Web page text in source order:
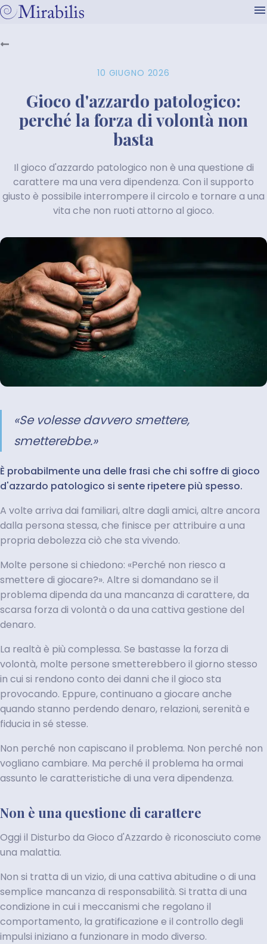
10 GIUGNO 2026
Gioco d'azzardo patologico:
perché la forza di volontà non
basta
Il gioco d'azzardo patologico non è una questione di
carattere ma una vera dipendenza. Con il supporto
giusto è possibile interrompere il circolo e tornare a una
vita che non ruoti attorno al gioco.
«Se volesse davvero smettere,
smetterebbe.»
È probabilmente una delle frasi che chi soffre di gioco
d'azzardo patologico si sente ripetere più spesso.
A volte arriva dai familiari, altre dagli amici, altre ancora
dalla persona stessa, che finisce per attribuire a una
propria debolezza ciò che sta vivendo.
Molte persone si chiedono: «Perché non riesco a
smettere di giocare?». Altre si domandano se il
problema dipenda da una mancanza di carattere, da
scarsa forza di volontà o da una cattiva gestione del
denaro.
La realtà è più complessa. Se bastasse la forza di
volontà, molte persone smetterebbero il giorno stesso
in cui si rendono conto dei danni che il gioco sta
provocando. Eppure, continuano a giocare anche
quando stanno perdendo denaro, relazioni, serenità e
fiducia in sé stesse.
Non perché non capiscano il problema. Non perché non
vogliano cambiare. Ma perché il problema ha ormai
assunto le caratteristiche di una vera dipendenza.
Non è una questione di carattere
Oggi il Disturbo da Gioco d'Azzardo è riconosciuto come
una malattia.
Non si tratta di un vizio, di una cattiva abitudine o di una
semplice mancanza di responsabilità. Si tratta di una
condizione in cui i meccanismi che regolano il
comportamento, la gratificazione e il controllo degli
impulsi iniziano a funzionare in modo diverso.